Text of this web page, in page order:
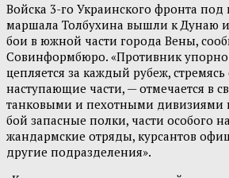
Войска 3-го Украинского фронта
маршала Толбухина вышли к Дунаю
бои в южной части города Вены,
Совинформбюро. «Противник упорно
цепляется за каждый рубеж,
наступающие части, — отмечается в
танковыми и пехотными дивизиями
бой запасные полки, части особого
жандармские отряды, курсантов
другие подразделения».